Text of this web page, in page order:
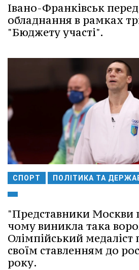
Івано-Франківськ
обладнання в рамках
"Бюджету участі".
СПОРТ ПОЛІТИКА ТА
"Представники Москви
чому виникла така
Олімпійський медаліст
своїм ставленням до
року.